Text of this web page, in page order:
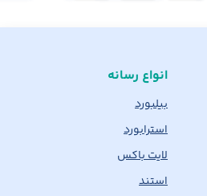
انواع رسانه
بیلبورد
استرابورد
لایت باکس
استند